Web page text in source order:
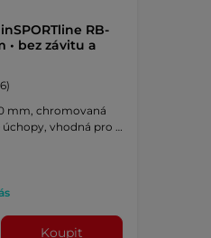
RB-
• bez závitu a
mm, chromovaná
vhodná pro …
Koupit